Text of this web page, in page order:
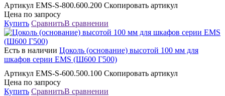
Артикул EMS-S-800.600.200 Скопировать артикул
Цена по запросу
Купить СравнитьВ сравнении
Есть в наличии Цоколь (основание) высотой 100 мм для
шкафов серии EMS (Ш600 Г500)
Артикул EMS-S-600.500.100 Скопировать артикул
Цена по запросу
Купить СравнитьВ сравнении